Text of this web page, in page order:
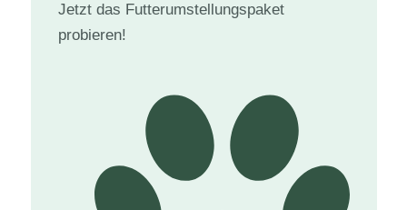
Jetzt das Futterumstellungspaket
probieren!